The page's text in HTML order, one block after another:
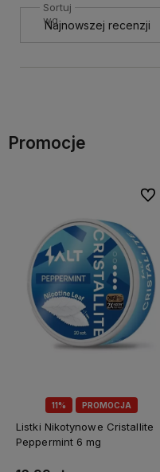
Sortuj
wg
Promocje
11% PROMOCJA
Listki Nikotynowe Cristallite
Peppermint 6 mg
Do